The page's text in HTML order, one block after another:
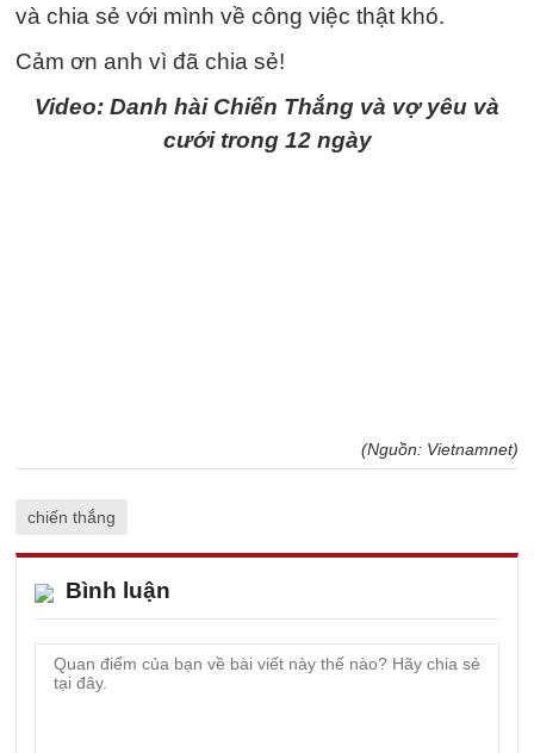
và chia sẻ với mình về công việc thật khó.
Cảm ơn anh vì đã chia sẻ!
Video: Danh hài Chiến Thắng và vợ yêu và
cưới trong 12 ngày
(Nguồn: Vietnamnet)
chiến thắng
Bình luận